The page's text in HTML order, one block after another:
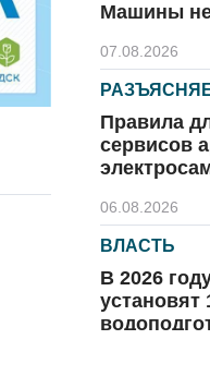
Машины не
07.08.2026
Правила
сервисов
06.08.2026
ВЛАСТЬ
В 2026
установят